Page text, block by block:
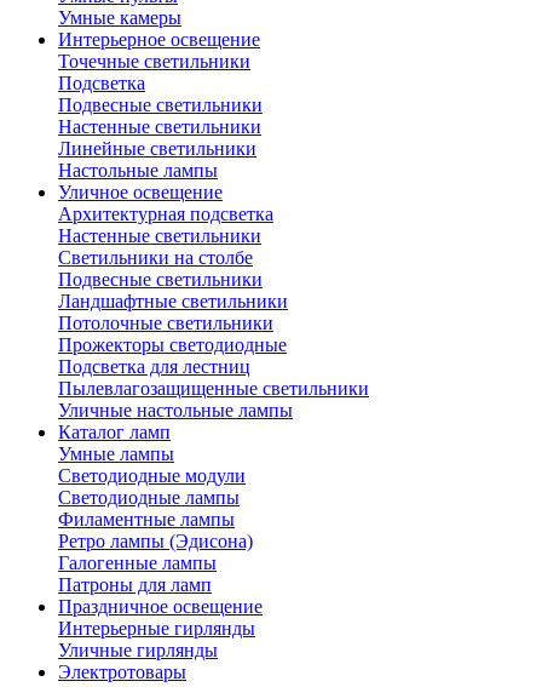
Умные камеры
Интерьерное освещение
Точечные светильники
Подсветка
Подвесные светильники
Настенные светильники
Линейные светильники
Настольные лампы
Уличное освещение
Архитектурная подсветка
Настенные светильники
Светильники на столбе
Подвесные светильники
Ландшафтные светильники
Потолочные светильники
Прожекторы светодиодные
Подсветка для лестниц
Пылевлагозащищенные светильники
Уличные настольные лампы
Каталог ламп
Умные лампы
Светодиодные модули
Светодиодные лампы
Филаментные лампы
Ретро лампы (Эдисона)
Галогенные лампы
Патроны для ламп
Праздничное освещение
Интерьерные гирлянды
Уличные гирлянды
Электротовары